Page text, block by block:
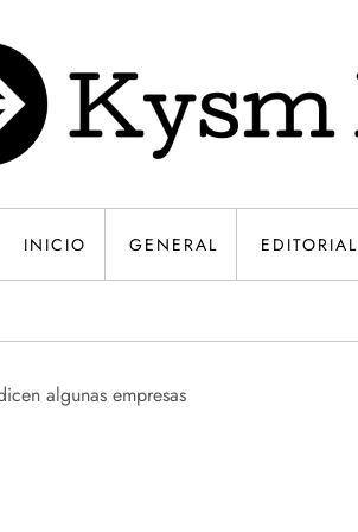
INICIO GENERAL EDITORIAL